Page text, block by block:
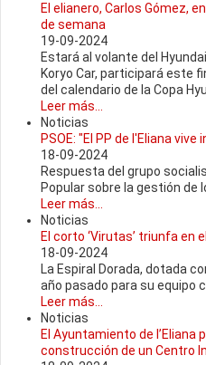
El elianero, Carlos Gómez,
de semana
19-09-2024
Estará al volante del
Koryo Car, participará este
del calendario de la Copa
Leer más...
Noticias
PSOE: "El PP de l'Eliana
18-09-2024
Respuesta del grupo
Popular sobre la gestión de
Leer más...
Noticias
El corto ‘Virutas’ triunfa en
18-09-2024
La Espiral Dorada, dotada
año pasado para su equipo
Leer más...
Noticias
El Ayuntamiento de l’Eliana
construcción de un Centro